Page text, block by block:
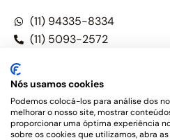
(11) 94335-8334
(11) 5093-2572
Este site não é um produto Meta
tampouco oferece serviços
Nós usamos cookies
Podemos colocá-los para análise dos
melhorar o nosso site, mostrar
proporcionar uma óptima experiência
sobre os cookies que utilizamos, abra